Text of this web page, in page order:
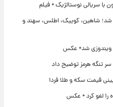
با سریالی نوستالژیک + فیلم
شد؛ شاهین، کوییک، اطلس، سهند و
ویندوزی شد+ عکس
سر تنگه هرمز توضیح داد
قیمت سکه و طلا فردا
را لغو کرد + عکس